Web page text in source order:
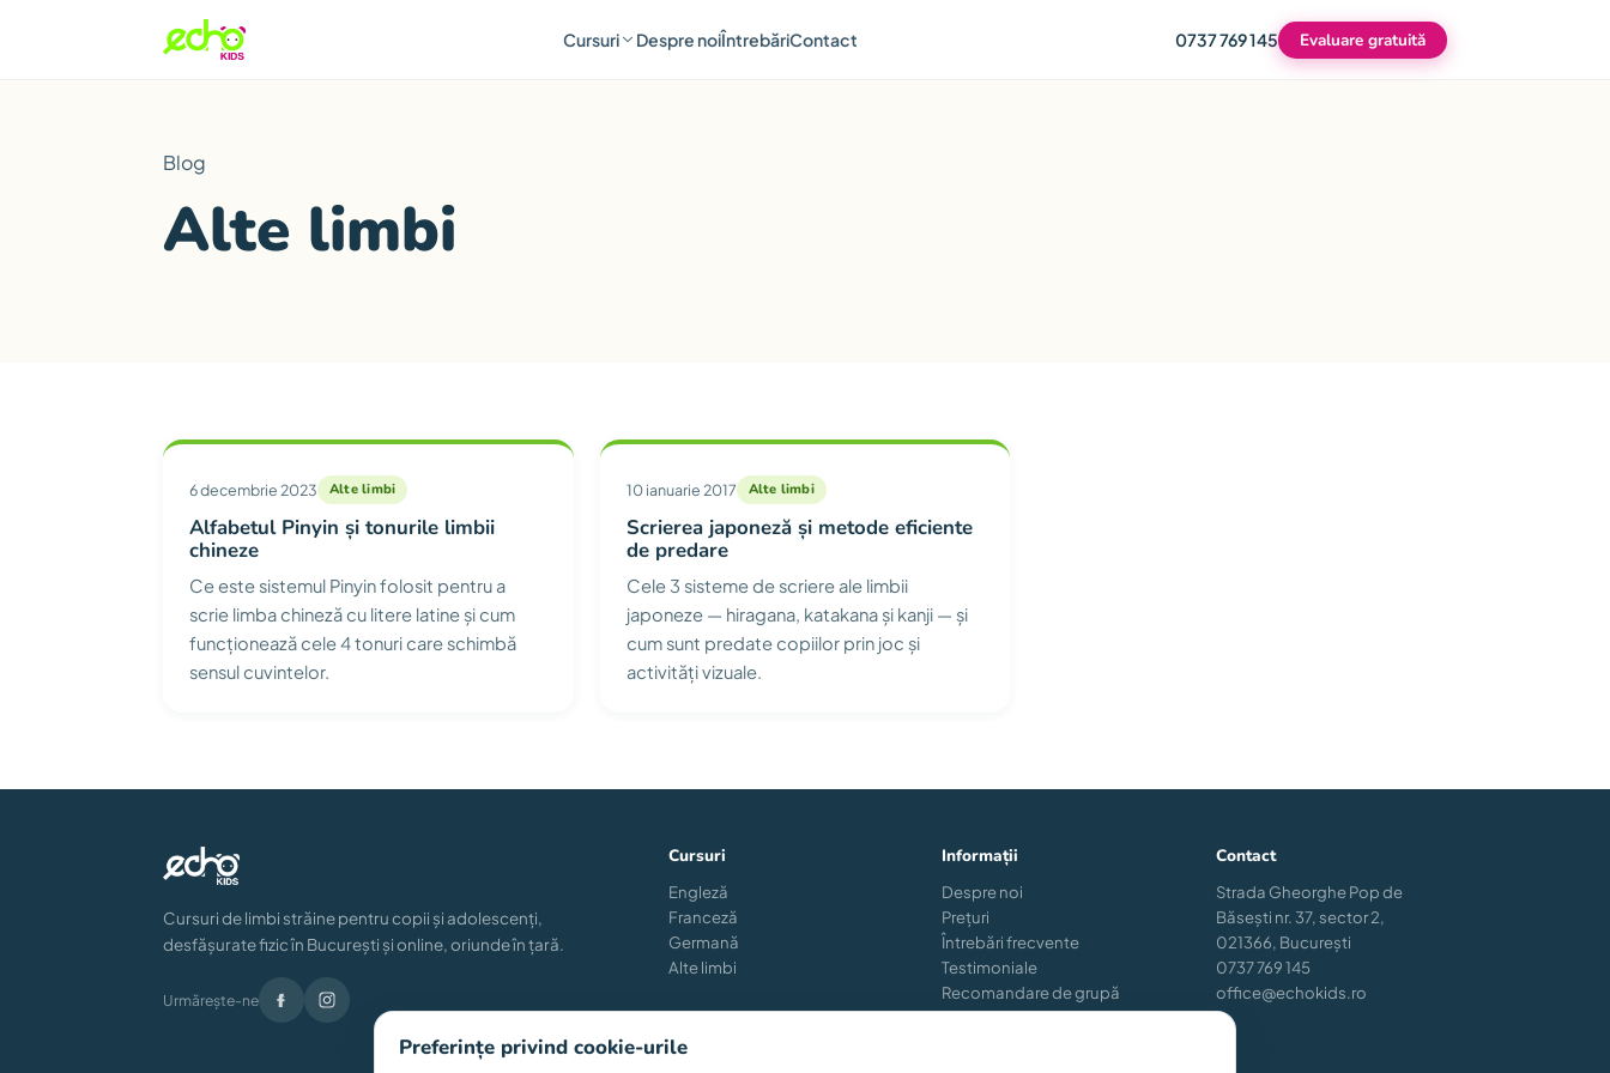
Cursuri Despre noiÎntrebăriContact 0737 769 145 Evaluare gratuită
Blog
Alte limbi
Articole din categoria Alte limbi
6 decembrie 2023 Alte limbi
Alfabetul Pinyin și tonurile limbii
chineze
Ce este sistemul Pinyin folosit pentru a
scrie limba chineză cu litere latine și cum
funcționează cele 4 tonuri care schimbă
sensul cuvintelor.
10 ianuarie 2017 Alte limbi
Scrierea japoneză și metode eficiente
de predare
Cele 3 sisteme de scriere ale limbii
japoneze — hiragana, katakana și kanji — și
cum sunt predate copiilor prin joc și
activități vizuale.
Cursuri de limbi străine pentru copii și adolescenți,
desfășurate fizic în București și online, oriunde în țară.
Urmărește-ne
Cursuri
Engleză
Franceză
Germană
Alte limbi
Informații
Despre noi
Prețuri
Întrebări frecvente
Testimoniale
Recomandare de grupă
Reînscriere
Contact
Strada Gheorghe Pop de
Băsești nr. 37, sector 2,
021366, București
0737 769 145
office@echokids.ro
Preferințe privind cookie-urile